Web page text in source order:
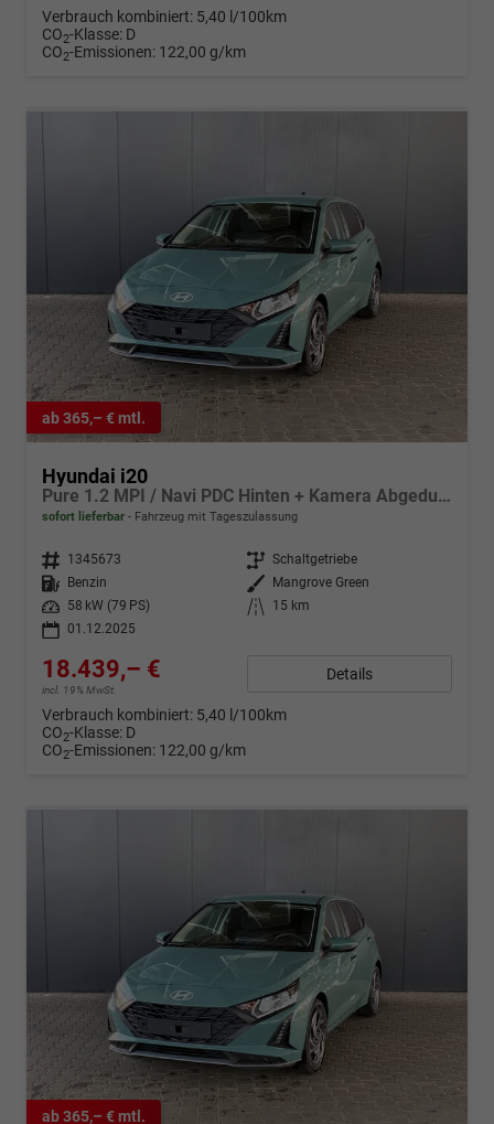
Verbrauch kombiniert: 5,40 l/100km
CO2-Klasse: D
CO2-Emissionen: 122,00 g/km
ab 365,– € mtl.
Hyundai i20
Pure 1.2 MPI / Navi PDC Hinten + Kamera Abgedunkelte Scheiben Tempomat Alu 16"
sofort lieferbar Fahrzeug mit Tageszulassung
Fahrzeugnr. 1345673 Getriebe Schaltgetriebe
Kraftstoff
Benzin Außenfarbe
Mangrove Green
Leistung
58 kW (79 PS) Kilometerstand
15 km
01.12.2025
18.439,– €
incl. 19% MwSt.
Details
Verbrauch kombiniert: 5,40 l/100km
CO2-Klasse: D
CO2-Emissionen: 122,00 g/km
ab 365,– € mtl.